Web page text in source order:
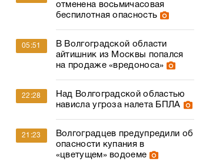
отменена восьмичасовая
беспилотная опасность
05:51
В Волгоградской области
айтишник из Москвы попался
на продаже «вредоноса»
22:28
Над Волгоградской областью
нависла угроза налета БПЛА
21:23
Волгоградцев предупредили об
опасности купания в
«цветущем» водоеме